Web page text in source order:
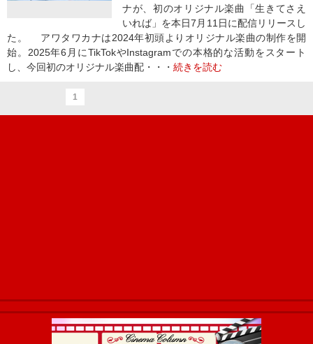
ナが、初のオリジナル楽曲「生きてさえ
いれば」を本日7月11日に配信リリースし
た。 アワタワカナは2024年初頭よりオリジナル楽曲の制作を開
始。2025年6月にTikTokやInstagramでの本格的な活動をスタート
し、今回初のオリジナル楽曲配・・・ 続きを読む
1